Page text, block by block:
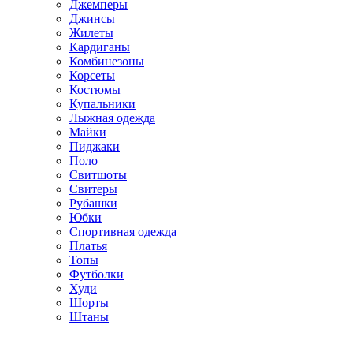
Джемперы
Джинсы
Жилеты
Кардиганы
Комбинезоны
Корсеты
Костюмы
Купальники
Лыжная одежда
Майки
Пиджаки
Поло
Свитшоты
Свитеры
Рубашки
Юбки
Спортивная одежда
Платья
Топы
Футболки
Худи
Шорты
Штаны